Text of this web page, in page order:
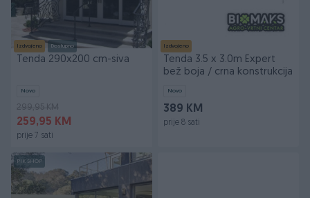
Izdvojeno Dostupno
Tenda 290x200 cm-siva
Novo
299,95 KM
259,95 KM
prije 7 sati
Izdvojeno
Tenda 3.5 x 3.0m Expert
bež boja / crna konstrukcija
Novo
389 KM
prije 8 sati
PIK SHOP